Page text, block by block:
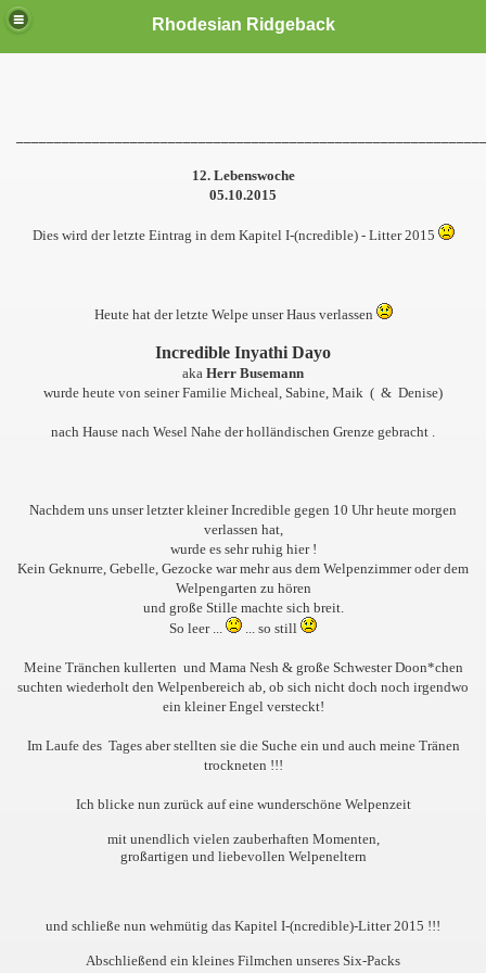
Rhodesian Ridgeback
12. Lebenswoche
05.10.2015
Dies wird der letzte Eintrag in dem Kapitel I-(ncredible) - Litter 2015
Heute hat der letzte Welpe unser Haus verlassen
Incredible Inyathi Dayo
aka Herr Busemann
wurde heute von seiner Familie Micheal, Sabine, Maik ( & Denise)
nach Hause nach Wesel Nahe der holländischen Grenze gebracht .
Nachdem uns unser letzter kleiner Incredible gegen 10 Uhr heute morgen
verlassen hat,
wurde es sehr ruhig hier !
Kein Geknurre, Gebelle, Gezocke war mehr aus dem Welpenzimmer oder dem
Welpengarten zu hören
und große Stille machte sich breit.
So leer ...
... so still
Meine Tränchen kullerten und Mama Nesh & große Schwester Doon*chen
suchten wiederholt den Welpenbereich ab, ob sich nicht doch noch irgendwo
ein kleiner Engel versteckt!
Im Laufe des Tages aber stellten sie die Suche ein und auch meine Tränen
trockneten !!!
Ich blicke nun zurück auf eine wunderschöne Welpenzeit
mit unendlich vielen zauberhaften Momenten,
großartigen und liebevollen Welpeneltern
und schließe nun wehmütig das Kapitel I-(ncredible)-Litter 2015 !!!
Abschließend ein kleines Filmchen unseres Six-Packs